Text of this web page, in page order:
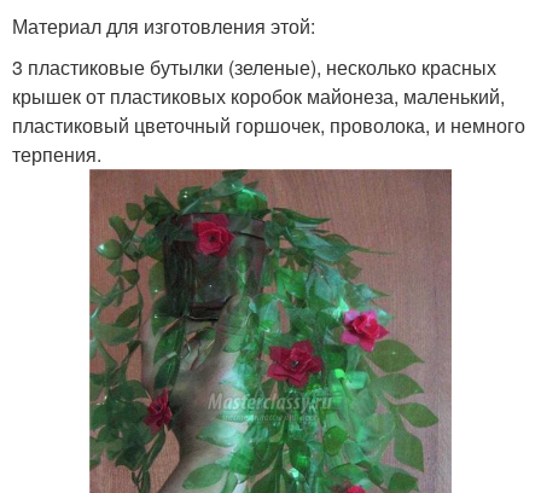
Материал для изготовления этой:
3 пластиковые бутылки (зеленые), несколько красных
крышек от пластиковых коробок майонеза, маленький,
пластиковый цветочный горшочек, проволока, и немного
терпения.